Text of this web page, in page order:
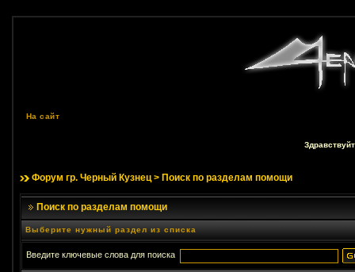
На сайт
Форум гр. Черный Кузнец> Поиск по разделам помощи
Поиск по разделам помощи
Выберите нужный раздел из списка
Введите ключевые слова для поиска